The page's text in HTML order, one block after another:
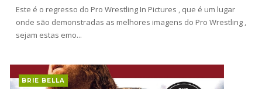
título histórico a Michael Hayes
SCSA867- Aug 03 2026
ÉPICO NO SUMMERSLAM: Roman Reigns supera
Seth Rollins em guerra brutal e retém o World
Este é o regresso do Pro Wrestling In Pictures , que é um lugar
onde são demonstradas as melhores imagens do Pro Wrestling ,
sejam estas emo...
BRIE BELLA